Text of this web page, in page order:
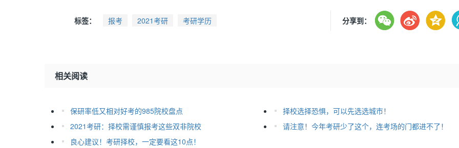
标签： 报考 2021考研 考研学历 分享到：
相关阅读
保研率低又相对好考的985院校盘点
择校选择恐惧，可以先选选城市！
2021考研：择校需谨慎报考这些双非院校
请注意！今年考研少了这个，连考场的门都进不了！
良心建议！考研择校，一定要看这10点！